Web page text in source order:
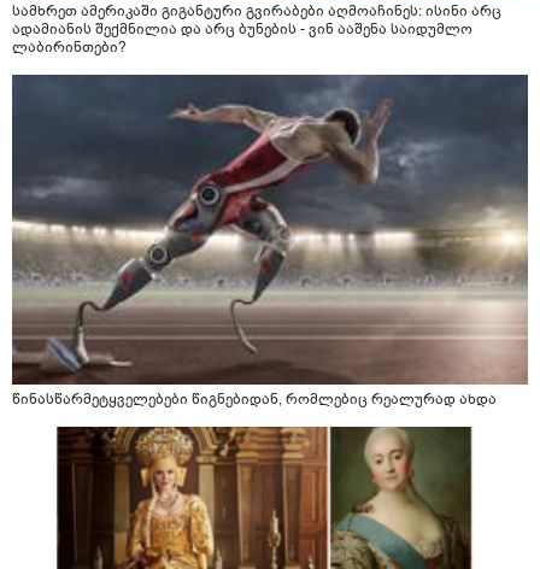
სამხრეთ ამერიკაში გიგანტური გვირაბები აღმოაჩინეს: ისინი არც
ადამიანის შექმნილია და არც ბუნების - ვინ ააშენა საიდუმლო
ლაბირინთები?
წინასწარმეტყველებები წიგნებიდან, რომლებიც რეალურად ახდა